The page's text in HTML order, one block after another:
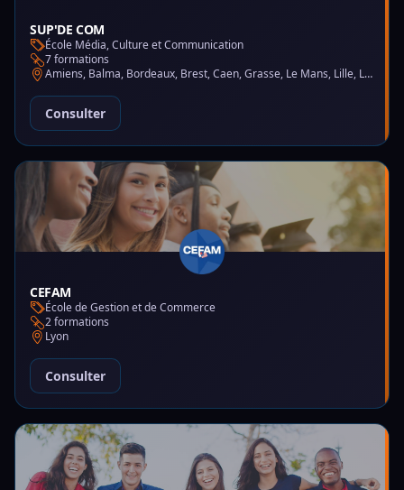
SUP'DE COM
École Média, Culture et Communication
7 formations
Amiens, Balma, Bordeaux, Brest, Caen, Grasse, Le Mans, Lille, Lyon, Montpellier, Nantes, Nice, Paris, Saint-Martin-d'Hères
Consulter
CEFAM
École de Gestion et de Commerce
2 formations
Lyon
Consulter